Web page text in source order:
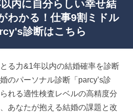
以内に自分らしい幸せ結
わかる！仕事9割ミドル
診断はこちら
る力&1年以内の結婚確率を診断
のパーソナル診断「parcy’s診
れる適性検査レベルの高精度分
あなたが抱える結婚の課題と改